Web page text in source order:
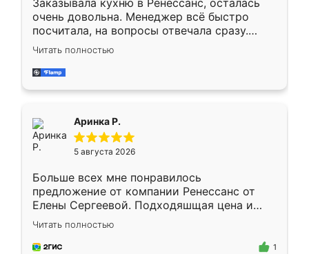
Заказывала кухню в Ренессанс, осталась
очень довольна. Менеджер всё быстро
посчитала, на вопросы отвечала сразу.
Замерщик приехал в субботу, подошёл к
делу со всей ответственностью. Собрали
за день, ребята работали аккуратно, даже
Читать полностью
Аринка Р.
5 августа 2026
Больше всех мне понравилось
предложение от компании Ренессанс от
Елены Сергеевой. Подходяшщая цена и
короткие сроки изготовления. Приехавший
для замера сотрудник Владислав
предложил по моему эскизу самый
Читать полностью
1